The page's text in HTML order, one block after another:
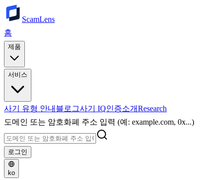
ScamLens
홈
제품
서비스
사기 유형 안내 블로그사기 IQ인증소개Research
도메인 또는 암호화폐 주소 입력 (예: example.com, 0x...)
로그인
ko